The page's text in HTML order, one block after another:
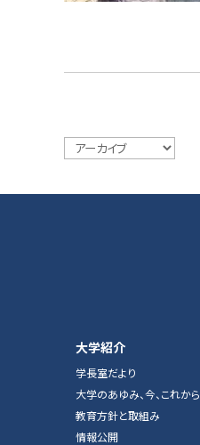
大学紹介
学長室だより
大学のあゆみ、今、これから
教育方針と取組み
情報公開